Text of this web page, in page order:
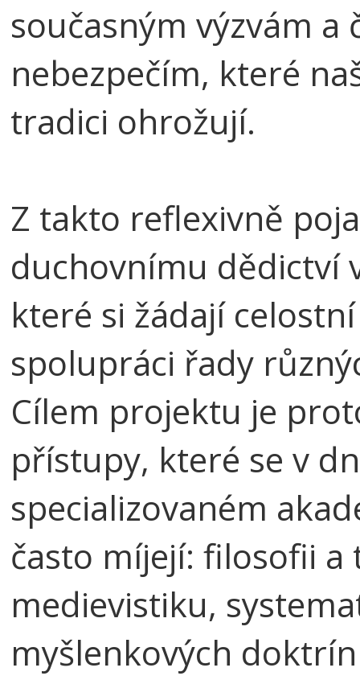
současným výzvám
nebezpečím, které
tradici ohrožují.
Z takto reflexivně
duchovnímu dědictví
které si žádají
spolupráci řady
Cílem projektu je
přístupy, které se v
specializovaném
často míjejí: filosofii
medievistiku,
myšlenkových